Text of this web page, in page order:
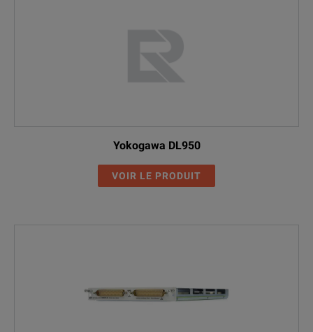
Yokogawa DL950
VOIR LE PRODUIT